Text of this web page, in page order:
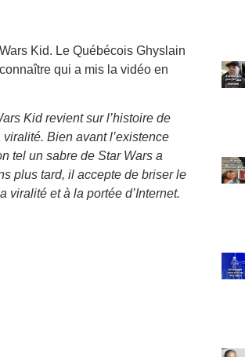
Kid. Le Québécois Ghyslain
qui a mis la vidéo en
Kid revient sur l’histoire de
Bien avant l’existence
tel un sabre de Star Wars a
plus tard, il accepte de briser le
et à la portée d’Internet.